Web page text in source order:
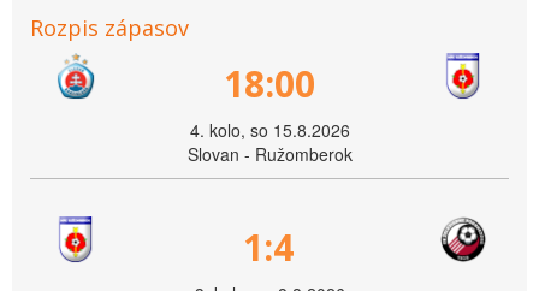
Rozpis zápasov
18:00
4. kolo, so 15.8.2026
Slovan - Ružomberok
1:4